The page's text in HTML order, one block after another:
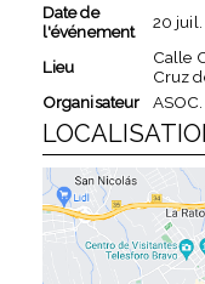
Date de
l'événement
20
Lieu
Calle
Cruz
Organisateur